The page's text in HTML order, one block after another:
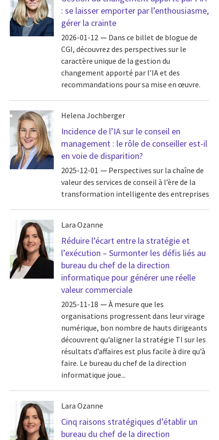
: se laisser emporter par l’enthousiasme,
gérer la crainte
2026-01-12
Dans ce billet de blogue de
CGI, découvrez des perspectives sur le
caractère unique de la gestion du
changement apporté par l’IA et des
recommandations pour sa mise en œuvre.
Helena Jochberger
Incidence de l’IA sur le conseil en
management : le rôle de conseiller est-il
en voie de disparition?
2025-12-01
Perspectives sur la chaîne de
valeur des services de conseil à l’ère de la
transformation intelligente des entreprises
Lara Ozanne
Réduire l’écart entre la stratégie et
l’exécution – Surmonter les défis liés au
bureau du chef de la direction
informatique pour générer une réelle
valeur commerciale
2025-11-18
À mesure que les
organisations progressent dans leur virage
numérique, bon nombre de hauts dirigeants
découvrent qu’aligner la stratégie TI sur les
résultats d’affaires est plus facile à dire qu’à
faire. Le bureau du chef de la direction
informatique joue...
Lara Ozanne
Cinq raisons stratégiques d’établir un
bureau du chef de la direction